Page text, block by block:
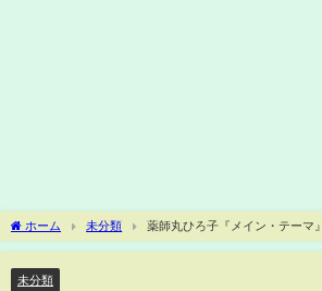
ホーム 未分類 薬師丸ひろ子『メイン・テーマ』
未分類